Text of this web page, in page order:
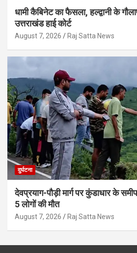
धामी कैबिनेट का फैसला, हल्द्वानी के
उत्तराखंड हाई कोर्ट
August 7, 2026 Raj Satta News
दुर्घटना
देवप्रयाग-पौड़ी मार्ग पर कुंडाधार के
5 लोगों की मौत
August 7, 2026 Raj Satta News